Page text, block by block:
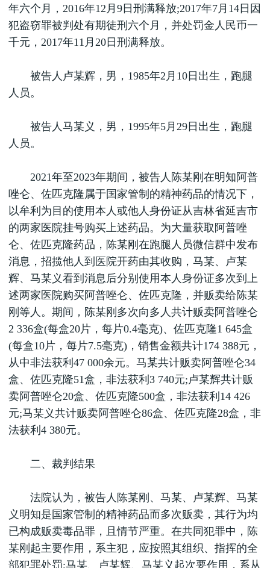
年六个月，2016年12月9日刑满释放;2017年7月14日因
犯盗窃罪被判处有期徒刑六个月，并处罚金人民币一
千元，2017年11月20日刑满释放。
被告人卢某辉，男，1985年2月10日出生，跑腿
人员。
被告人马某义，男，1995年5月29日出生，跑腿
人员。
2021年至2023年期间，被告人陈某刚在明知阿普
唑仑、佐匹克隆属于国家管制的精神药品的情况下，
以牟利为目的使用本人或他人身份证从吉林省延吉市
的两家医院挂号购买上述药品。为大量获取阿普唑
仑、佐匹克隆药品，陈某刚在跑腿人员微信群中发布
消息，招揽他人到医院开药由其收购，马某、卢某
辉、马某义看到消息后分别使用本人身份证多次到上
述两家医院购买阿普唑仑、佐匹克隆，并贩卖给陈某
刚等人。期间，陈某刚多次向多人共计贩卖阿普唑仑
2 336盒(每盒20片，每片0.4毫克)、佐匹克隆1 645盒
(每盒10片，每片7.5毫克)，销售金额共计174 388元，
从中非法获利47 000余元。马某共计贩卖阿普唑仑34
盒、佐匹克隆51盒，非法获利3 740元;卢某辉共计贩
卖阿普唑仑20盒、佐匹克隆500盒，非法获利14 426
元;马某义共计贩卖阿普唑仑86盒、佐匹克隆28盒，非
法获利4 380元。
二、裁判结果
法院认为，被告人陈某刚、马某、卢某辉、马某
义明知是国家管制的精神药品而多次贩卖，其行为均
已构成贩卖毒品罪，且情节严重。在共同犯罪中，陈
某刚起主要作用，系主犯，应按照其组织、指挥的全
部犯罪处罚;马某、卢某辉、马某义起次要作用，系从